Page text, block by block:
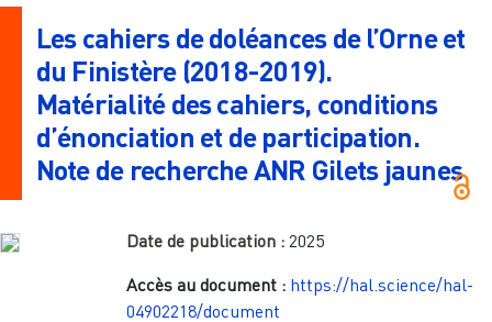
Les cahiers de doléances de l’Orne et
du Finistère (2018-2019).
Matérialité des cahiers, conditions
d’énonciation et de participation.
Note de recherche ANR Gilets jaunes
Date de publication : 2025
Accès au document : https://hal.science/hal-
04902218/document